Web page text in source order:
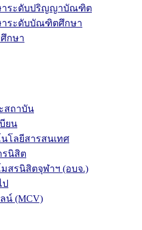
าระดับปริญญาบัณฑิต
าระดับบัณฑิตศึกษา
กษา
สถาบัน
ยน
โลยีสารสนเทศ
รนิสิต
สรนิสิตจุฬาฯ (อบจ.)
น์ (MCV)